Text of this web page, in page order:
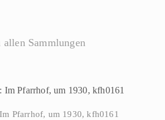
allen Sammlungen
Pfarrhof, um 1930, kfh0161